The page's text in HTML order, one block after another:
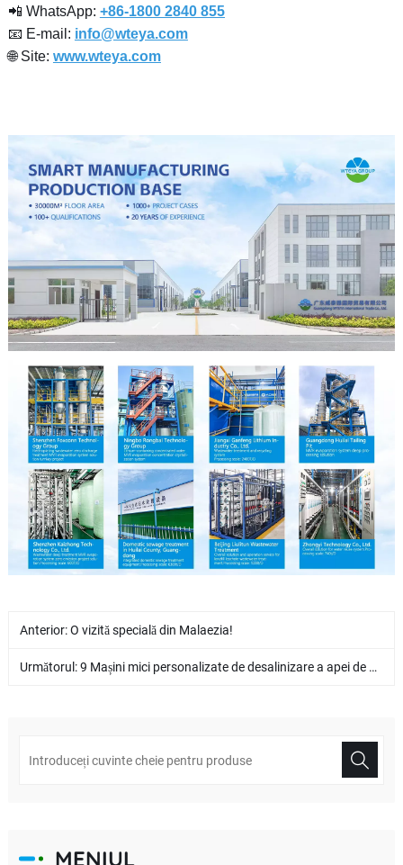
📲 WhatsApp: +86-1800 2840 855
📧 E-mail: info@wteya.com
🌐 Site: www.wteya.com
Anterior:O vizită specială din Malaezia!
Următorul:9 Mașini mici personalizate de desalinizare a apei de mare pentru client din Filipine
MENIUL